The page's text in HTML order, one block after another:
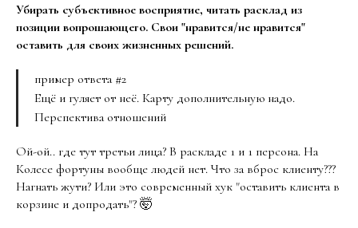
Убирать субъективное восприятие, читать расклад из
позиции вопрошающего. Свои "нравится/не нравится"
оставить для своих жизненных решений.
пример ответа #2
Ещё и гуляет от неё. Карту дополнительную надо.
Перспектива отношений
Ой-ой.. где тут третьи лица? В раскладе 1 и 1 персона. На
Колесе фортуны вообще людей нет. Что за вброс клиенту???
Нагнать жути? Или это современный хук "оставить клиента в
корзине и допродать"? 🤯